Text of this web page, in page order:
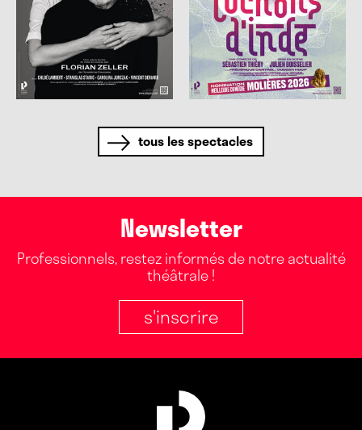
tous les spectacles
Newsletter
Professionnels, restez informés de notre actualité
théâtrale !
s'inscrire